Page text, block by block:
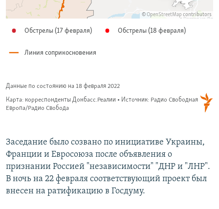
Заседание было созвано по инициативе Украины,
Франции и Евросоюза после объявления о
признании Россией "независимости" "ДНР и "ЛНР".
В ночь на 22 февраля соответствующий проект был
внесен на ратификацию в Госдуму.